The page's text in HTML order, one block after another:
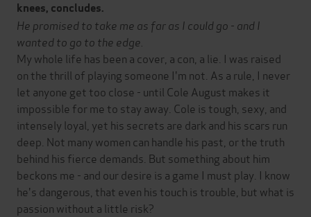
knees, concludes.
He promised to take me as far as I could go - and I
wanted to go to the edge.
My whole life has been a cover, a con, a lie. I was raised
on the thrill of playing someone I'm not. As a rule, I never
let anyone get too close - until Cole August makes it
impossible for me to stay away. Cole is tough, sexy, and
intensely loyal, yet his secrets are dark and his scars run
deep. Not many women can handle his past, or the truth
behind his fierce demands. But something about him
beckons me - and our desire is a game I must play. I know
he's dangerous, that even his touch is trouble, but what is
passion without a little risk?